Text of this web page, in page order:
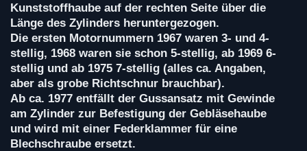
Kunststoffhaube auf der rechten Seite über die
Länge des Zylinders heruntergezogen.
Die ersten Motornummern 1967 waren 3- und 4-
stellig, 1968 waren sie schon 5-stellig, ab 1969 6-
stellig und ab 1975 7-stellig (alles ca. Angaben,
aber als grobe Richtschnur brauchbar).
Ab ca. 1977 entfällt der Gussansatz mit Gewinde
am Zylinder zur Befestigung der Gebläsehaube
und wird mit einer Federklammer für eine
Blechschraube ersetzt.